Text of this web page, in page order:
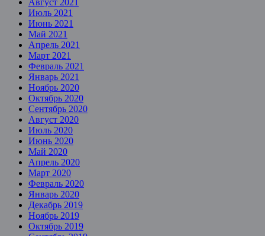
Август 2021
Июль 2021
Июнь 2021
Май 2021
Апрель 2021
Март 2021
Февраль 2021
Январь 2021
Ноябрь 2020
Октябрь 2020
Сентябрь 2020
Август 2020
Июль 2020
Июнь 2020
Май 2020
Апрель 2020
Март 2020
Февраль 2020
Январь 2020
Декабрь 2019
Ноябрь 2019
Октябрь 2019